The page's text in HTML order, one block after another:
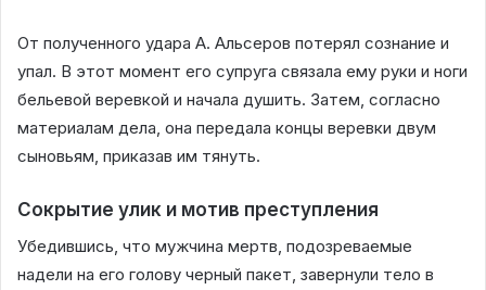
От полученного удара А. Альсеров потерял сознание и
упал. В этот момент его супруга связала ему руки и ноги
бельевой веревкой и начала душить. Затем, согласно
материалам дела, она передала концы веревки двум
сыновьям, приказав им тянуть.
Сокрытие улик и мотив преступления
Убедившись, что мужчина мертв, подозреваемые
надели на его голову черный пакет, завернули тело в